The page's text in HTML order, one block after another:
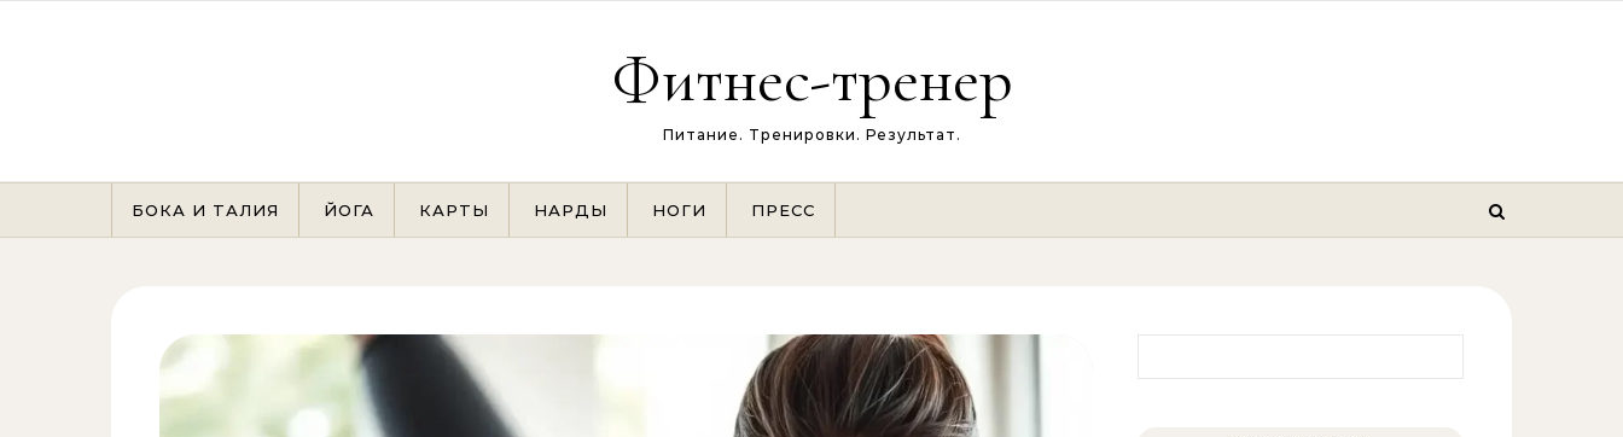
Фитнес-тренер
Питание. Тренировки. Результат.
БОКА И ТАЛИЯ ЙОГА КАРТЫ НАРДЫ НОГИ ПРЕСС